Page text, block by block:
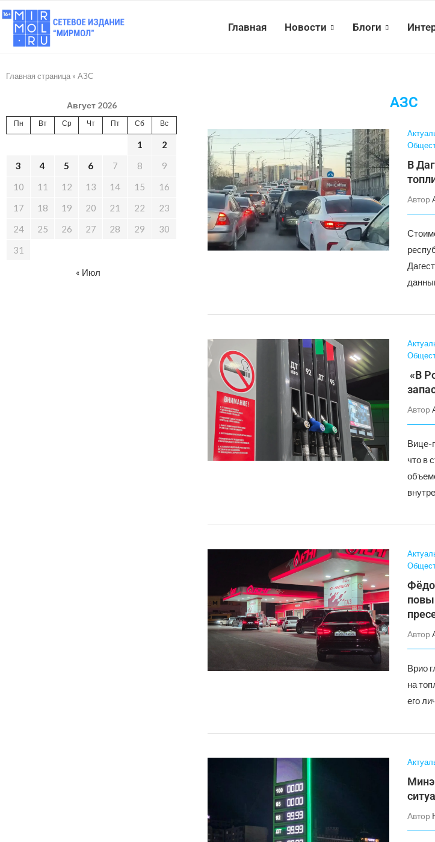
Главная Новости Блоги
Главная страница » АЗС
АЗС
В
Автор
«В
Автор
Вице-
что в
Автор
Врио
на
его
Автор
Август 2026
Пн Вт Ср Чт Пт Сб Вс
1
2
3
4 5 6 7 8
9
10
11 12 13 14 15
16
17
18 19 20 21 22
23
24
25 26 27 28 29
30
31
« Июл